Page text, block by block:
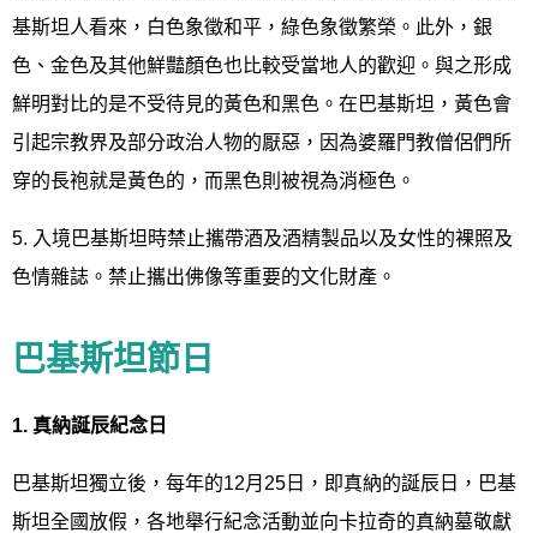
基斯坦人看來，白色象徵和平，綠色象徵繁榮。此外，銀
色、金色及其他鮮豔顏色也比較受當地人的歡迎。與之形成
鮮明對比的是不受待見的黃色和黑色。在巴基斯坦，黃色會
引起宗教界及部分政治人物的厭惡，因為婆羅門教僧侶們所
穿的長袍就是黃色的，而黑色則被視為消極色。
5. 入境巴基斯坦時禁止攜帶酒及酒精製品以及女性的裸照及
色情雜誌。禁止攜出佛像等重要的文化財產。
巴基斯坦節日
1. 真納誕辰紀念日
巴基斯坦獨立後，每年的12月25日，即真納的誕辰日，巴基
斯坦全國放假，各地舉行紀念活動並向卡拉奇的真納墓敬獻